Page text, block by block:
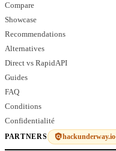
Compare
Showcase
Recommendations
Alternatives
Direct vs RapidAPI
Guides
FAQ
Conditions
Confidentialité
PARTNERS hackunderway.io